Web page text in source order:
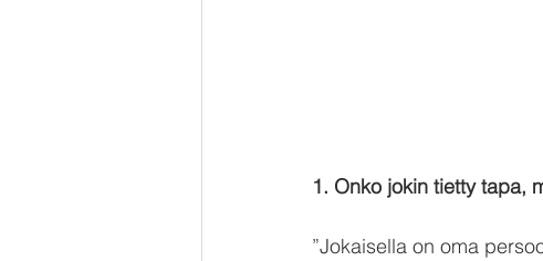
1. Onko jokin tietty tapa,
”Jokaisella on oma